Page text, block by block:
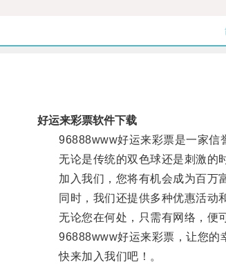
好运来彩票软件下载
96888www好运来彩票是一家信誉
无论是传统的双色球还是刺激的时
加入我们，您将有机会成为百万富
同时，我们还提供多种优惠活动和
无论您在何处，只需有网络，便可
96888www好运来彩票，让您的幸
快来加入我们吧！。